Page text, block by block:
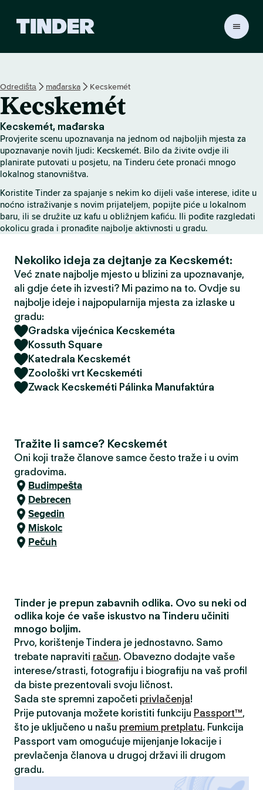
r
H
o
m
e
Odredištа mađarska Kecskemét
Kecskemét
Kecskemét, mađarska
Provjerite scenu upoznavanja na jednom od najboljih mjesta za
upoznavanje novih ljudi: Kecskemét. Bilo da živite ovdje ili
planirate putovati u posjetu, na Tinderu ćete pronaći mnogo
lokalnog stanovništva.
Koristite Tinder za spajanje s nekim ko dijeli vaše interese, idite u
noćno istraživanje s novim prijateljem, popijte piće u lokalnom
baru, ili se družite uz kafu u obližnjem kafiću. Ili pođite razgledati
okolicu grada i pronađite najbolje aktivnosti u gradu.
Nekoliko ideja za dejtanje za Kecskemét:
Već znate najbolje mjesto u blizini za upoznavanje,
ali gdje ćete ih izvesti? Mi pazimo na to. Ovdje su
najbolje ideje i najpopularnija mjesta za izlaske u
gradu:
Gradska vijećnica Kecskeméta
Kossuth Square
Katedrala Kecskemét
Zoološki vrt Kecskeméti
Zwack Kecskeméti Pálinka Manufaktúra
Tražite li samce? Kecskemét
Oni koji traže članove samce često traže i u ovim
gradovima.
Budimpešta
Debrecen
Segedin
Miskolc
Pečuh
Tinder je prepun zabavnih odlika. Ovo su neki od
odlika koje će vaše iskustvo na Tinderu učiniti
mnogo boljim.
Prvo, korištenje Tindera je jednostavno. Samo
trebate napraviti račun. Obavezno dodajte vaše
interese/strasti, fotografiju i biografiju na vaš profil
da biste prezentovali svoju ličnost.
Sada ste spremni započeti privlačenja!
Prije putovanja možete koristiti funkciju Passport™,
što je uključeno u našu premium pretplatu. Funkcija
Passport vam omogućuje mijenjanje lokacije i
prevlačenja članova u drugoj državi ili drugom
gradu.